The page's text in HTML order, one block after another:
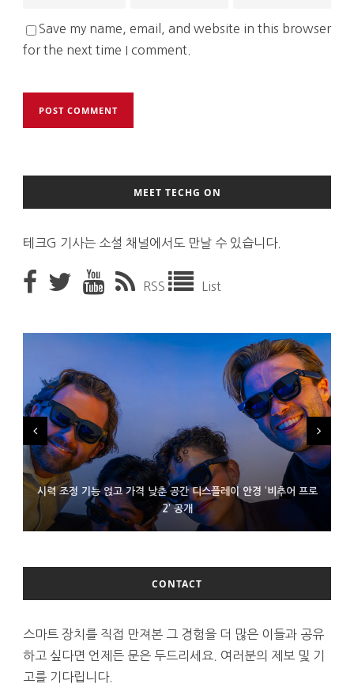
Save my name, email, and website in this browser
for the next time I comment.
MEET TECHG ON
테크G 기사는 소셜 채널에서도 만날 수 있습니다.
RSS List
시력 조정 기능 얹고 가격 낮춘 공간 디스플레이 안경 ‘비추어 프로
2’ 공개
D램 부족에 10억달러어치 아이폰18 프로세서 패키징 대기 중
300~400달러 반지형 스피커 준비하는 오픈AI
CONTACT
스마트 장치를 직접 만져본 그 경험을 더 많은 이들과 공유
하고 싶다면 언제든 문은 두드리세요. 여러분의 제보 및 기
고를 기다립니다.